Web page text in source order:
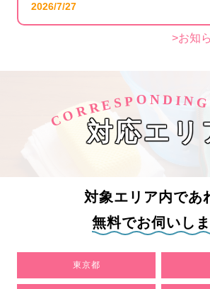
2026/7/27
【公式YouTube更新】エアコンが冷え
ポコポコ音…エアコンの不調の原因と
【メディア掲載】「口コミ評判ナビ」様
リーニングが紹介されました！
>お知
CORRESPOND ING
対応エリ
対象エリア内であ
無料でお伺いし
東京都